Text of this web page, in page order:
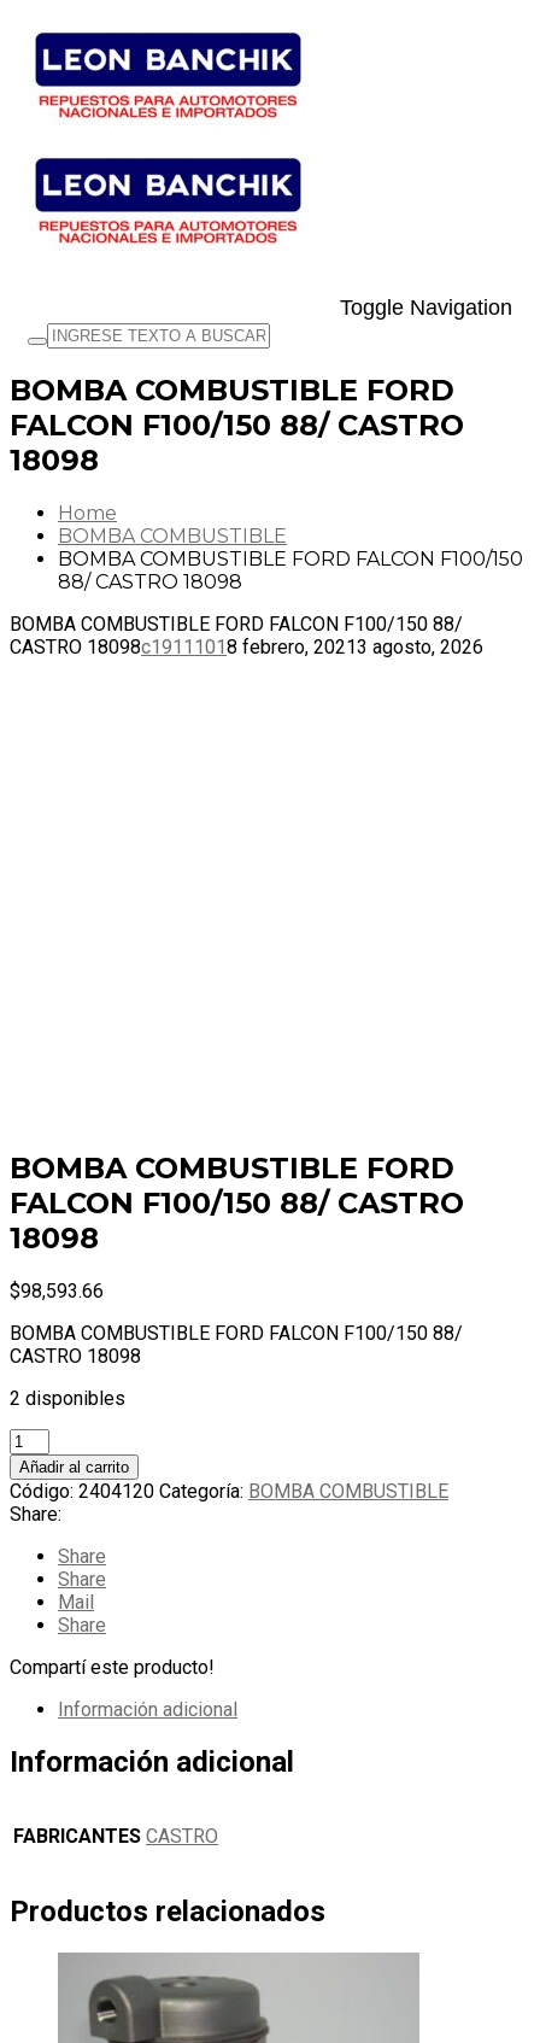
Toggle Navigation
BOMBA COMBUSTIBLE FORD
FALCON F100/150 88/ CASTRO
18098
Home
BOMBA COMBUSTIBLE
BOMBA COMBUSTIBLE FORD FALCON F100/150
88/ CASTRO 18098
BOMBA COMBUSTIBLE FORD FALCON F100/150 88/
CASTRO 18098c19111018 febrero, 20213 agosto, 2026
BOMBA COMBUSTIBLE FORD
FALCON F100/150 88/ CASTRO
18098
$98,593.66
BOMBA COMBUSTIBLE FORD FALCON F100/150 88/
CASTRO 18098
2 disponibles
BOMBA
COMBUSTIBLE
FORD
FALCON
88/
CASTRO
18098
cantidad
Añadir al carrito
Código: 2404120 Categoría: BOMBA COMBUSTIBLE
Share:
Share
Share
Mail
Share
Compartí este producto!
Información adicional
Información adicional
FABRICANTES CASTRO
Productos relacionados